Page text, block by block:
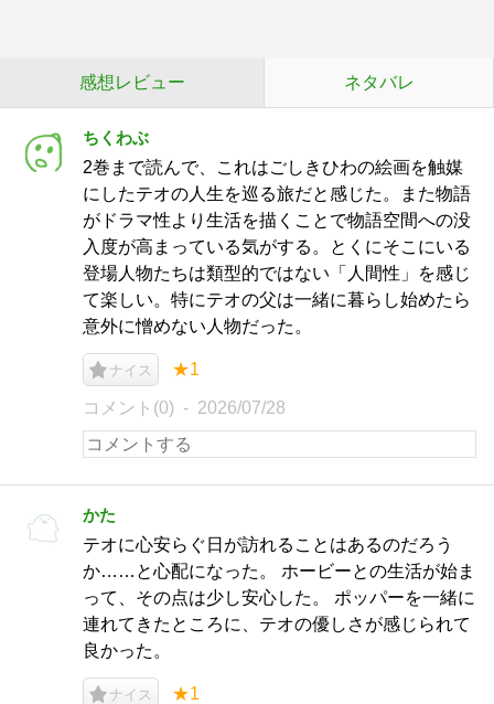
感想レビュー ネタバレ
ちくわぶ
2巻まで読んで、これはごしきひわの絵画を触媒
にしたテオの人生を巡る旅だと感じた。また物語
がドラマ性より生活を描くことで物語空間への没
入度が高まっている気がする。とくにそこにいる
登場人物たちは類型的ではない「人間性」を感じ
て楽しい。特にテオの父は一緒に暮らし始めたら
意外に憎めない人物だった。
ナイス ★1
コメント(0) 2026/07/28
かた
テオに心安らぐ日が訪れることはあるのだろう
か……と心配になった。 ホービーとの生活が始ま
って、その点は少し安心した。 ポッパーを一緒に
連れてきたところに、テオの優しさが感じられて
良かった。
ナイス ★1